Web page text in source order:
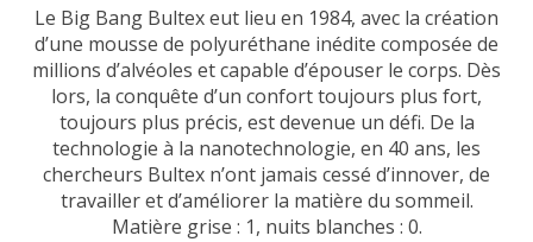
Le Big Bang Bultex eut lieu en 1984, avec la création
d’une mousse de polyuréthane inédite composée de
millions d’alvéoles et capable d’épouser le corps. Dès
lors, la conquête d’un confort toujours plus fort,
toujours plus précis, est devenue un défi. De la
technologie à la nanotechnologie, en 40 ans, les
chercheurs Bultex n’ont jamais cessé d’innover, de
travailler et d’améliorer la matière du sommeil.
Matière grise : 1, nuits blanches : 0.